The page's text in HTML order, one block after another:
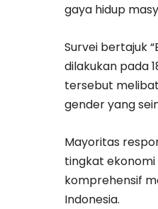
gaya hidup
​Survei bertajuk
dilakukan pada
tersebut
gender yang
Mayoritas
tingkat
komprehensif
Indonesia.